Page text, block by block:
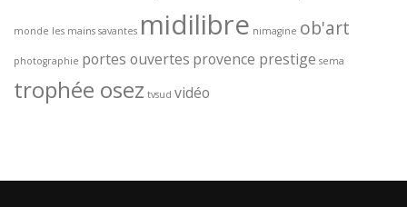
monde les mains savantes midilibre nimagine ob'art
photographie portes ouvertes provence prestige sema
trophée osez tvsud vidéo